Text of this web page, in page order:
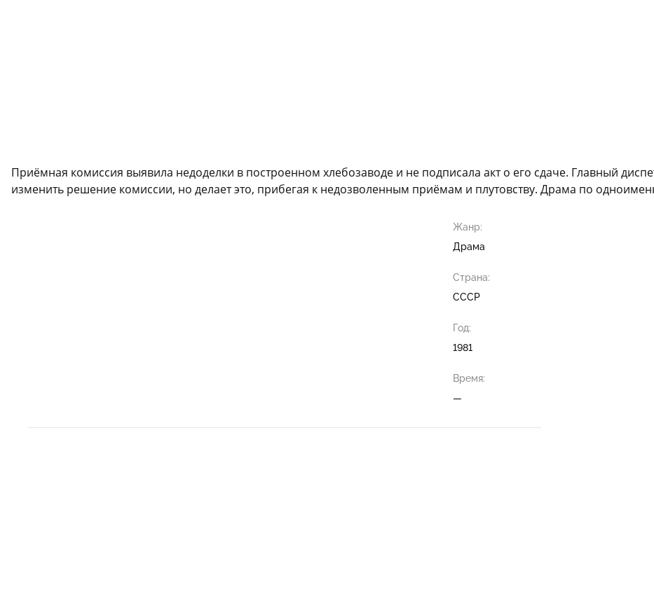
Приёмная комиссия выявила недоделки в построенном хлебозаводе и не подписала акт о его сдаче. Главный
изменить решение комиссии, но делает это, прибегая к недозволенным приёмам и плутовству. Драма по
Жанр:
Драма
Страна:
СССР
Год:
1981
Время:
—